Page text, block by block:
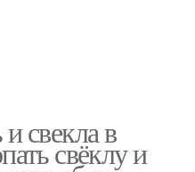
свекла в
свёклу и